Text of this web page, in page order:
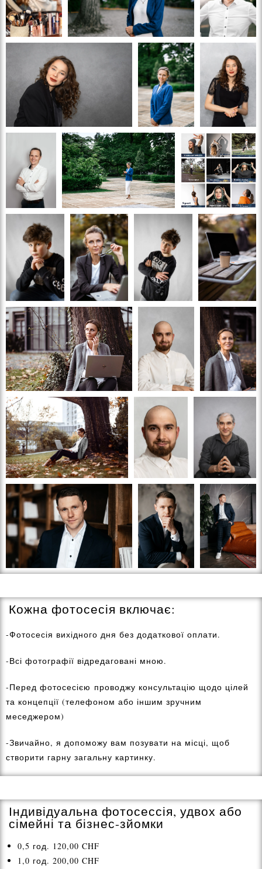
Кожна фотосесія включає:
-Фотосесія вихідного дня без додаткової оплати.
-Всі фотографії відредаговані мною.
-Перед фотосесією проводжу консультацію щодо цілей
та концепції (телефоном або іншим зручним
меседжером)
-Звичайно, я допоможу вам позувати на місці, щоб
створити гарну загальну картинку.
Індивідуальна фотосессія, удвох або
сімейні та бізнес-зйомки
0,5 год. 120,00 CHF
1,0 год. 200,00 CHF